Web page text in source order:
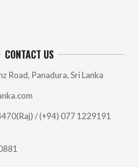
CONTACT US
Road, Panadura, Sri Lanka
/ (+94) 077 1229191